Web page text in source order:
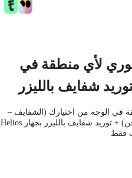
لأي منطقة في
شفايف بالليزر
في الوجه من اختيارك (الشفايف –
استقامة الأنف – الخدود – إبراز الذقن) + توريد شفايف بالليزر بجهاز Helios